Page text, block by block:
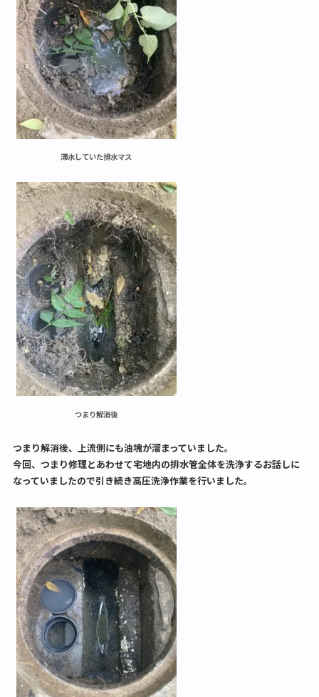
滞水していた排水マス
つまり解消後
つまり解消後、上流側にも油塊が溜まっていました。
今回、つまり修理とあわせて宅地内の排水管全体を洗浄するお話しに
なっていましたので引き続き高圧洗浄作業を行いました。